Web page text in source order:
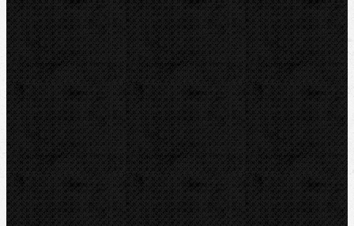
Vyhrdlovače
Lisování
Závitořezy
Drážkovače